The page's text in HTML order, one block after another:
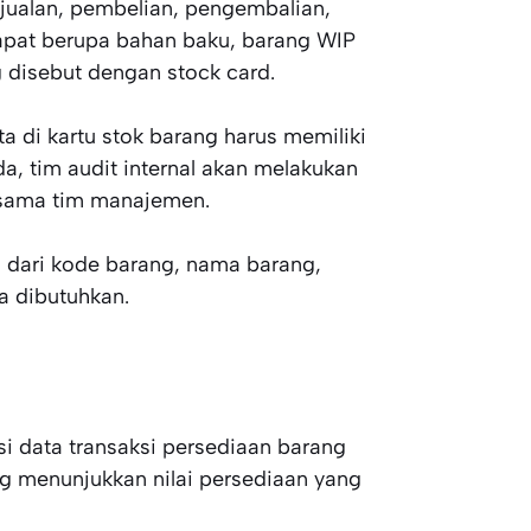
pembelian, pengembalian,
berupa bahan baku, barang WIP
dengan stock card.
di kartu stok barang harus memiliki
tim audit internal akan melakukan
tim manajemen.
kode barang, nama barang,
dibutuhkan.
data transaksi persediaan barang
menunjukkan nilai persediaan yang